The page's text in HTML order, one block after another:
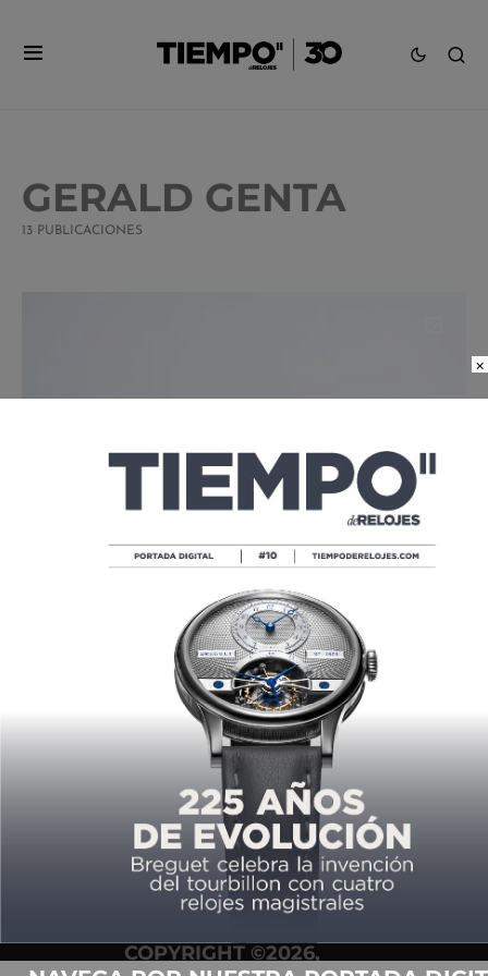
GERALD GENTA
13 PUBLICACIONES
09/07/2019
ANTERIOR 1 2
COPYRIGHT ©2026,
×